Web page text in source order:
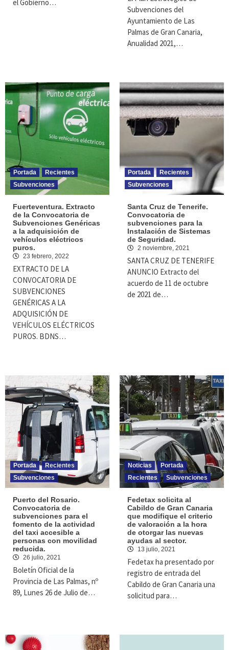
el Gobierno…
Subvenciones del
Ayuntamiento de Las
Palmas de Gran Canaria,
Anualidad 2021,…
Portada
Recientes
Subvenciones
Fuerteventura. Extracto
de la Convocatoria de
Subvenciones Genéricas
a la adquisición de
vehículos eléctricos
puros.
23 febrero, 2022
EXTRACTO DE LA
CONVOCATORIA DE
SUBVENCIONES
GENÉRICAS A LA
ADQUISICIÓN DE
VEHÍCULOS ELÉCTRICOS
PUROS. BDNS…
Portada
Recientes
Subvenciones
Santa Cruz de Tenerife.
Convocatoria de
subvenciones para la
Instalación de Sistemas
de Seguridad.
2 noviembre, 2021
SANTA CRUZ DE TENERIFE
ANUNCIO Extracto del
acuerdo de 11 de octubre
de 2021 de…
Portada
Recientes
Subvenciones
Puerto del Rosario.
Convocatoria de
subvenciones para el
fomento de la actividad
del taxi accesible a
personas con movilidad
reducida.
26 julio, 2021
Boletín Oficial de la
Provincia de Las Palmas, nº
89, Lunes 26 de Julio de…
Noticias
Portada
Recientes
Subvenciones
Fedetax solicita al
Cabildo de Gran Canaria
que modifique el criterio
de valoración a la hora
de otorgar las nuevas
ayudas al sector.
13 julio, 2021
Fedetax ha presentado por
registro de entrada del
Cabildo de Gran Canaria una
solicitud para…